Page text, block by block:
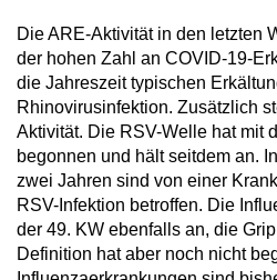
Die ARE-Aktivität in den letzten
der hohen Zahl an COVID-19-
die Jahreszeit typischen
Rhinovirusinfektion. Zusätzlich
Aktivität. Die RSV-Welle hat mit
begonnen und hält seitdem an.
zwei Jahren sind von einer
RSV-Infektion betroffen. Die
der 49. KW ebenfalls an, die
Definition hat aber noch nicht